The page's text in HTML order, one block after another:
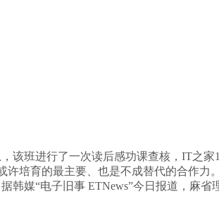
该班进行了一次读后感功课查核，IT之
培育的最主要、也是不成替代的合作
韩媒“电子旧事 ETNews”今日报道，麻